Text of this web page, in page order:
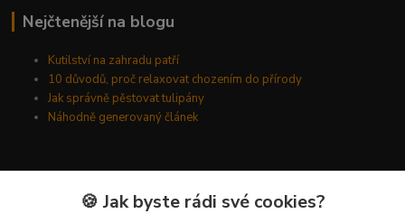
Nejčtenější na blogu
Kutilství na zahradu patří
10 důvodů, proč relaxovat chozením do přírody
Jak správně pěstovat tulipány
Náhodně generovaný článek
🍪 Jak byste rádi své cookies?